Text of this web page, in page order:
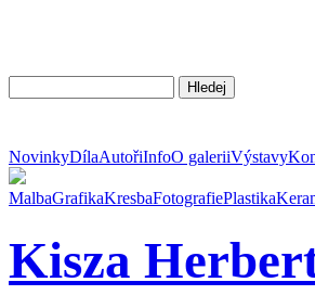
NovinkyDílaAutořiInfoO galeriiVýstavy
MalbaGrafikaKresbaFotografiePlastika
Kisza